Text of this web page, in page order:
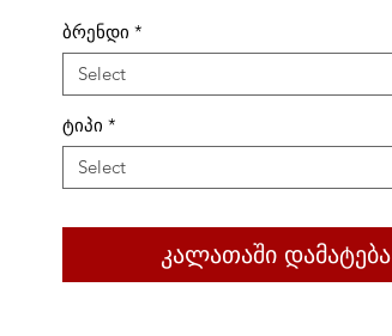
ბრენდი *
Select
ტიპი *
Select
კალათაში დამატება